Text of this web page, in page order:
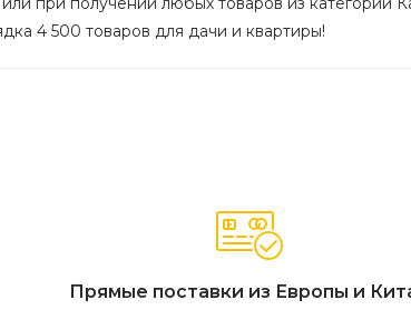
4 500 товаров для дачи и квартиры!
Прямые поставки из Европы и